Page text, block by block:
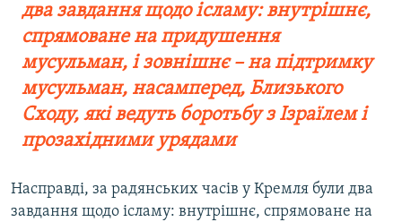
два завдання щодо ісламу: внутрішнє,
спрямоване на придушення
мусульман, і зовнішнє – на підтримку
мусульман, насамперед, Близького
Сходу, які ведуть боротьбу з Ізраїлем і
прозахідними урядами
Насправді, за радянських часів у Кремля були два
завдання щодо ісламу: внутрішнє, спрямоване на